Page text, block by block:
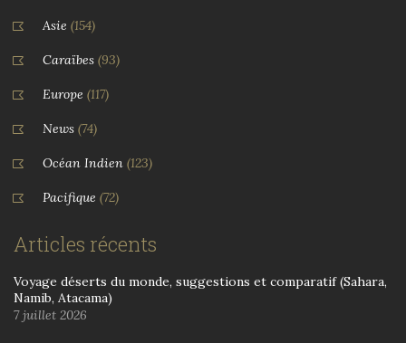
Asie (154)
Caraïbes (93)
Europe (117)
News (74)
Océan Indien (123)
Pacifique (72)
Articles récents
Voyage déserts du monde, suggestions et comparatif (Sahara,
Namib, Atacama)
7 juillet 2026